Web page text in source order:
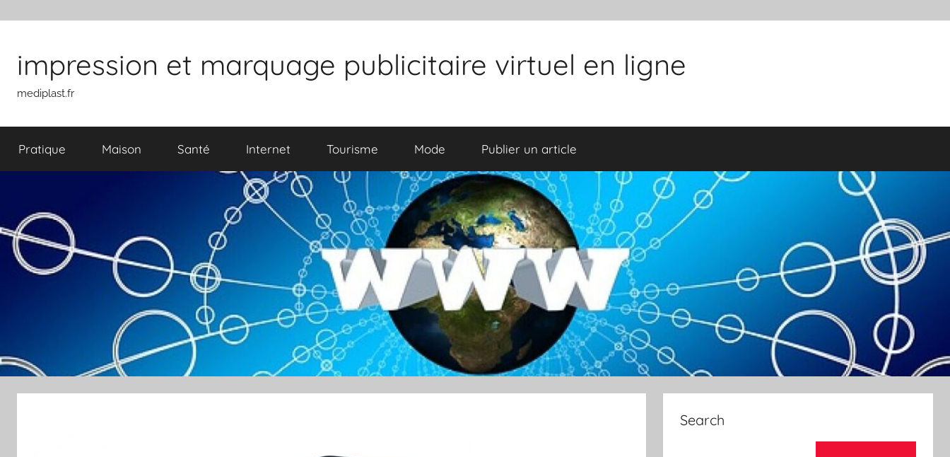
impression et marquage publicitaire virtuel en ligne
mediplast.fr
Pratique Maison Santé Internet Tourisme Mode Publier un article
Search